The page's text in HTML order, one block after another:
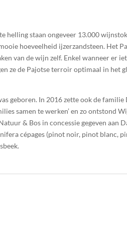
helling staan ongeveer 13.000
hoeveelheid ijzerzandsteen. Het
van de wijn zelf. Enkel wanneer er
ze de Pajotse terroir optimaal in het
geboren. In 2016 zette ook de
samen te werken’ en zo ontstond
& Bos in concessie gegeven aan
cépages (pinot noir, pinot blanc,